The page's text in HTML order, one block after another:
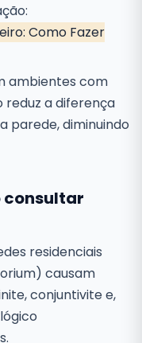
Como Fazer
ambientes com
reduz a diferença
parede, diminuindo
consultar
residenciais
causam
conjuntivite e,